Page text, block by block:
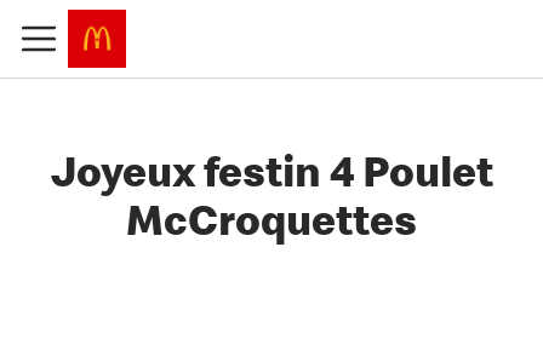
Joyeux festin 4 Poulet
McCroquettes